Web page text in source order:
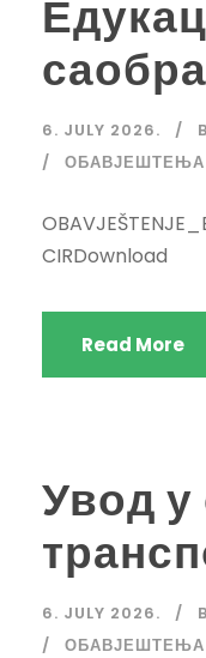
6. JULY 2026.
ОБАВЈЕШТЕЊА
CIRDownload
Read More
Увод у
6. JULY 2026.
ОБАВЈЕШТЕЊА